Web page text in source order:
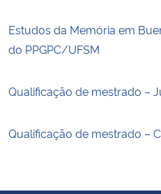
Estudos da Memória em
do PPGPC/UFSM
Qualificação de mestrado –
Qualificação de mestrado –